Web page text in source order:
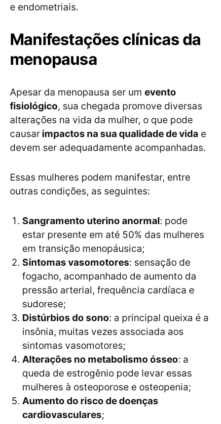
e endometriais.
Manifestações clínicas da
menopausa
Apesar da menopausa ser um evento
fisiológico, sua chegada promove diversas
alterações na vida da mulher, o que pode
causar impactos na sua qualidade de vida e
devem ser adequadamente acompanhadas.
Essas mulheres podem manifestar, entre
outras condições, as seguintes:
Sangramento uterino anormal: pode
estar presente em até 50% das mulheres
em transição menopáusica;
Sintomas vasomotores: sensação de
fogacho, acompanhado de aumento da
pressão arterial, frequência cardíaca e
sudorese;
Distúrbios do sono: a principal queixa é a
insônia, muitas vezes associada aos
sintomas vasomotores;
Alterações no metabolismo ósseo: a
queda de estrogênio pode levar essas
mulheres à osteoporose e osteopenia;
Aumento do risco de doenças
cardiovasculares;